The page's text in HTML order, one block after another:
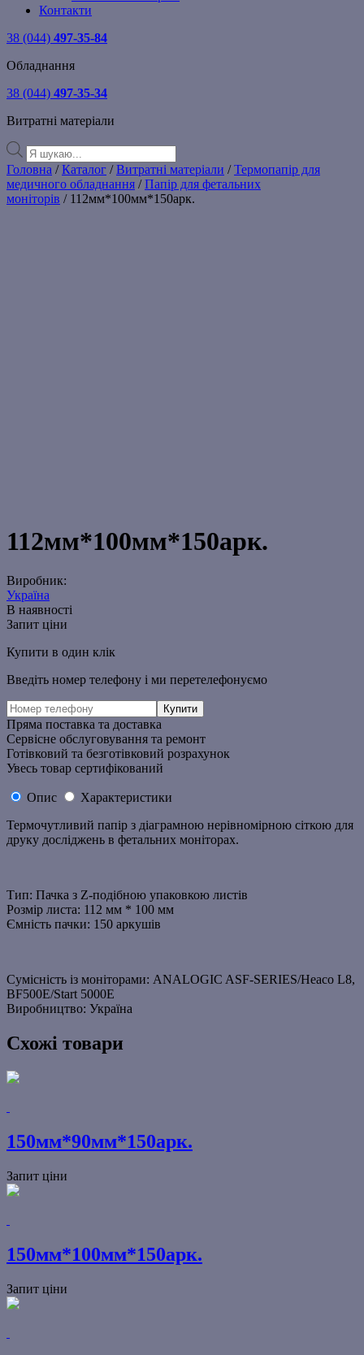
Контакти
38 (044) 497-35-84
Обладнання
38 (044) 497-35-34
Витратні матеріали
Products
search
Головна /Каталог /Витратні матеріали /Термопапір для
медичного обладнання /Папір для фетальних
моніторів / 112мм*100мм*150арк.
112мм*100мм*150арк.
Виробник:
Україна
В наявності
Запит ціни
Купити в один клік
Введіть номер телефону і ми перетелефонуємо
Пряма поставка та доставка
Сервісне обслуговування та ремонт
Готівковий та безготівковий розрахунок
Увесь товар сертифікований
Опис
Характеристики
Термочутливий папір з діаграмною нерівномірною сіткою для
друку досліджень в фетальних моніторах.
Тип: Пачка з Z-подібною упаковкою листів
Розмір листа: 112 мм * 100 мм
Ємність пачки: 150 аркушів
Сумісність із моніторами: ANALOGIC ASF-SERIES/Heaco L8,
BF500E/Start 5000E
Виробництво: Україна
Схожі товари
150мм*90мм*150арк.
Запит ціни
150мм*100мм*150арк.
Запит ціни